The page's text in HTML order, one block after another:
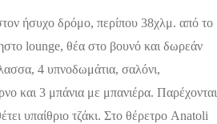
ήσυχο δρόμο, περίπου 38χλμ. από το
lounge, θέα στο βουνό και δωρεάν
4 υπνοδωμάτια, σαλόνι,
και 3 μπάνια με μπανιέρα. Παρέχονται
υπαίθριο τζάκι. Στο θέρετρο Anatoli